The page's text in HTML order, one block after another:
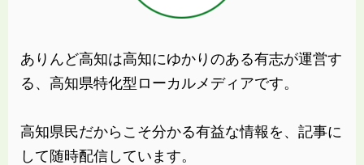
ありんど高知は高知にゆかりのある有志が運営す
る、高知県特化型ローカルメディアです。
高知県民だからこそ分かる有益な情報を、記事に
して随時配信しています。